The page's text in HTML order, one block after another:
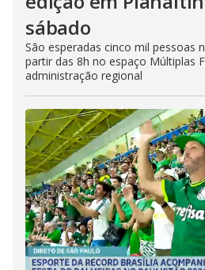
sábado
São esperadas cinco mil pessoas
partir das 8h no espaço Múltiplas
administração regional